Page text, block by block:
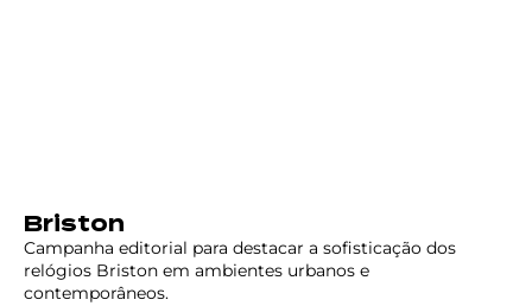
Briston
Campanha editorial para destacar a sofisticação dos
relógios Briston em ambientes urbanos e
contemporâneos.